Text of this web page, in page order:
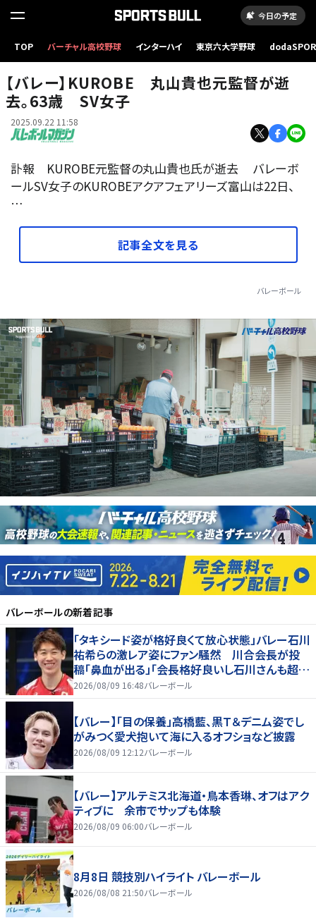
今日の予定
TOP バーチャル高校野球 インターハイ 東京六大学野球
【バレー】KUROBE 丸山貴也元監督が逝
去。63歳 SV女子
2025.09.22 11:58
訃報 KUROBE元監督の丸山貴也氏が逝去 バレーボ
ールSV女子のKUROBEアクアフェアリーズ富山は22日、
…
記事全文を見る
バレーボール
バレーボールの新着記事
「タキシード姿が格好良くて放心状態」バレー石川
祐希らの激レア姿にファン騒然 川合会長が投
稿「鼻血が出る」「会長格好良いし石川さんも超格
好いい」
2026/08/09 16:48バレーボール
【バレー】「目の保養」高橋藍、黒Ｔ＆デニム姿でし
がみつく愛犬抱いて海に入るオフショなど披露
2026/08/09 12:12バレーボール
【バレー】アルテミス北海道・鳥本香琳、オフはアク
ティブに 余市でサップも体験
2026/08/09 06:00バレーボール
8月8日 競技別ハイライト バレーボール
2026/08/08 21:50バレーボール